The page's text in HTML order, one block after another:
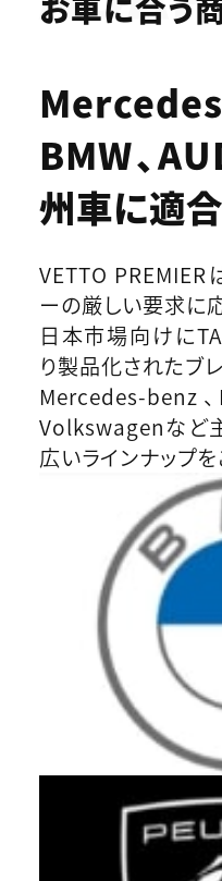
BMW、
州車に適合
VETTO
ーの厳しい要求に応
日本市場向けに
り製品化されたブ
Mercedes-benz、
Volkswagenなど
広いラインナップを